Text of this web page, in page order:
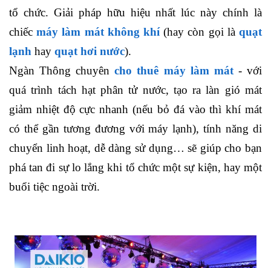
tổ chức. Giải pháp hữu hiệu nhất lúc này chính là
chiếcmáy làm mát không khí(hay còn gọi làquạt
lạnh hay quạt hơi nước).
Ngàn Thông chuyêncho thuê máy làm mát- với
quá trình tách hạt phân tử nước, tạo ra làn gió mát
giảm nhiệt độ cực nhanh (nếu bỏ đá vào thì khí mát
có thể gần tương đương với máy lạnh), tính năng di
chuyển linh hoạt, dễ dàng sử dụng… sẽ giúp cho bạn
phá tan đi sự lo lắng khi tổ chức một sự kiện, hay một
buổi tiệc ngoài trời.